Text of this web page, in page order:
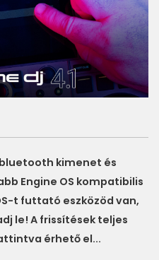
kimenet és
Engine OS kompatibilis
t futtató eszközöd van,
le! A frissítések teljes
érhető el...